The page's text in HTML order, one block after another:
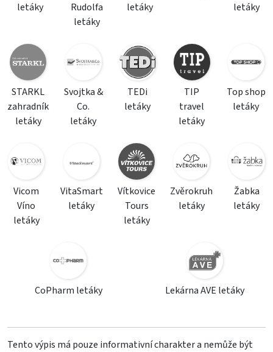
letáky
Rudolfa
letáky
letáky
letáky
STARKL
zahradník
letáky
Svojtka &
Co.
letáky
TEDi
letáky
TIP
travel
letáky
Top shop
letáky
Vicom
Víno
letáky
VitaSmart
letáky
Vítkovice
Tours
letáky
Zvěrokruh
letáky
Žabka
letáky
CoPharm letáky Lekárna AVE letáky
Tento výpis má pouze informativní charakter a nemůže být